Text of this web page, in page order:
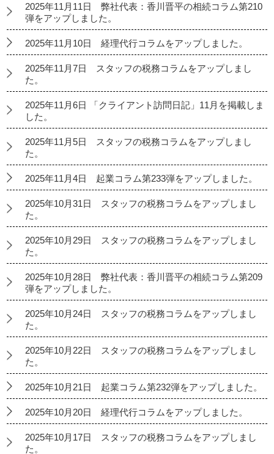
2025年11月11日 弊社代表：香川晋平の相続コラム第210
弾をアップしました。
2025年11月10日 経理代行コラムをアップしました。
2025年11月7日 スタッフの税務コラムをアップしまし
た。
2025年11月6日 「クライアント訪問日記」11月を掲載しま
した。
2025年11月5日 スタッフの税務コラムをアップしまし
た。
2025年11月4日 起業コラム第233弾をアップしました。
2025年10月31日 スタッフの税務コラムをアップしまし
た。
2025年10月29日 スタッフの税務コラムをアップしまし
た。
2025年10月28日 弊社代表：香川晋平の相続コラム第209
弾をアップしました。
2025年10月24日 スタッフの税務コラムをアップしまし
た。
2025年10月22日 スタッフの税務コラムをアップしまし
た。
2025年10月21日 起業コラム第232弾をアップしました。
2025年10月20日 経理代行コラムをアップしました。
2025年10月17日 スタッフの税務コラムをアップしまし
た。